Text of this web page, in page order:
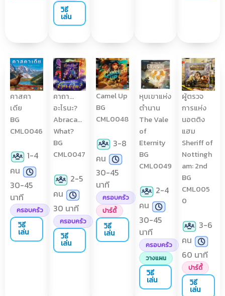
วิธี
เล่น
คาสคา
เดีย
BG
CML0046
1-4
คน
30-45
นาที
ครอบครัว
วิธี
เล่น
คาถา…
อะไรนะ?
Abraca…
What?
BG
CML0047
2-5
คน
30 นาที
ครอบครัว
วิธี
เล่น
Camel Up
BG
CML0048
3-8
คน
30-45
นาที
ครอบครัว
ปาร์ตี้
วิธี
เล่น
หุบเขาแห่ง
ตำนาน
The Vale
of
Eternity
BG
CML0049
2-4
คน
30-45
นาที
ครอบครัว
วางแผน
วิธี
เล่น
ผู้ตรวจ
การแห่ง
นอตติง
แฮม
Sheriff of
Nottingh
am: 2nd
BG
CML005
0
3-6
คน
60 นาที
ปาร์ตี้
วิธี
เล่น